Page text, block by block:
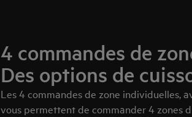
4 commandes de
Des options de
Les 4 commandes de zone individuelles,
vous permettent de commander 4 zones